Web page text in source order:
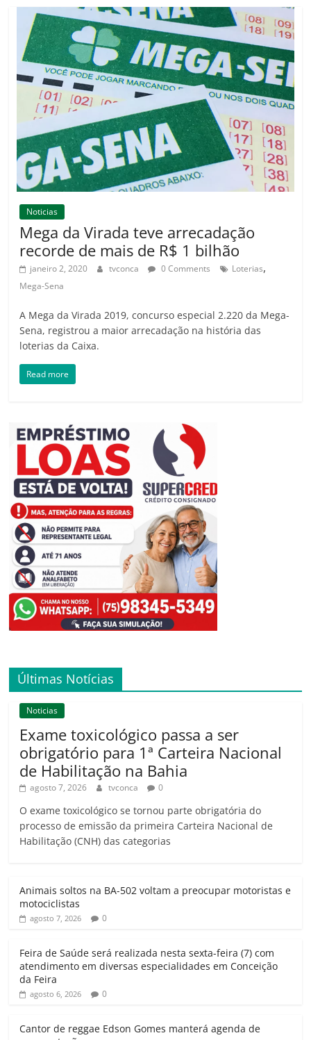
Noticias
Mega da Virada teve arrecadação
recorde de mais de R$ 1 bilhão
janeiro 2, 2020 tvconca 0 Comments Loterias,
Mega-Sena
A Mega da Virada 2019, concurso especial 2.220 da Mega-
Sena, registrou a maior arrecadação na história das
loterias da Caixa.
Read more
Últimas Notícias
Noticias
Exame toxicológico passa a ser
obrigatório para 1ª Carteira Nacional
de Habilitação na Bahia
agosto 7, 2026 tvconca 0
O exame toxicológico se tornou parte obrigatória do
processo de emissão da primeira Carteira Nacional de
Habilitação (CNH) das categorias
Animais soltos na BA-502 voltam a preocupar motoristas e
motociclistas
agosto 7, 2026 0
Feira de Saúde será realizada nesta sexta-feira (7) com
atendimento em diversas especialidades em Conceição
da Feira
agosto 6, 2026 0
Cantor de reggae Edson Gomes manterá agenda de